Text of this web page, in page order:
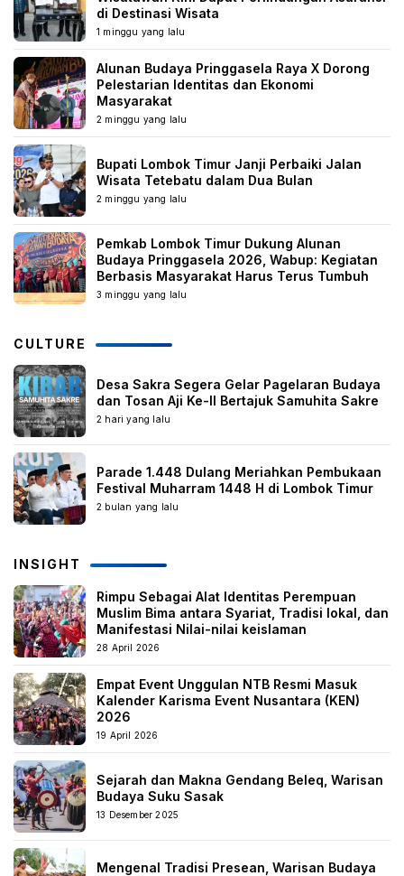
di Destinasi Wisata
1 minggu yang lalu
Alunan Budaya Pringgasela Raya X Dorong
Pelestarian Identitas dan Ekonomi
Masyarakat
2 minggu yang lalu
Bupati Lombok Timur Janji Perbaiki Jalan
Wisata Tetebatu dalam Dua Bulan
2 minggu yang lalu
Pemkab Lombok Timur Dukung Alunan
Budaya Pringgasela 2026, Wabup: Kegiatan
Berbasis Masyarakat Harus Terus Tumbuh
3 minggu yang lalu
CULTURE
Desa Sakra Segera Gelar Pagelaran Budaya
dan Tosan Aji Ke-II Bertajuk Samuhita Sakre
2 hari yang lalu
Parade 1.448 Dulang Meriahkan Pembukaan
Festival Muharram 1448 H di Lombok Timur
2 bulan yang lalu
INSIGHT
Rimpu Sebagai Alat Identitas Perempuan
Muslim Bima antara Syariat, Tradisi lokal, dan
Manifestasi Nilai-nilai keislaman
28 April 2026
Empat Event Unggulan NTB Resmi Masuk
Kalender Karisma Event Nusantara (KEN)
2026
19 April 2026
Sejarah dan Makna Gendang Beleq, Warisan
Budaya Suku Sasak
13 Desember 2025
Mengenal Tradisi Presean, Warisan Budaya